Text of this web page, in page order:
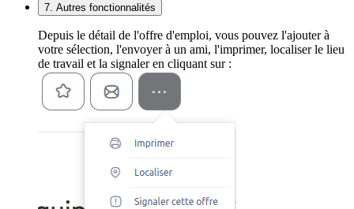
7. Autres fonctionnalités
Depuis le détail de l'offre d'emploi, vous pouvez l'ajouter à
votre sélection, l'envoyer à un ami, l'imprimer, localiser le lieu
de travail et la signaler en cliquant sur :